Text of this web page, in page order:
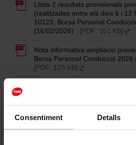
Consentiment Detalls
Llista 2 resultats provisionals
(realitzades entre els dies 6 i 12
10123, Borsa Personal
(16/02/2026)
[PDF: 161 KB]
Nota informativa ampliació
Borsa Personal Conducció 2026
[PDF: 129 KB]
Nota informativa inici prova
- 2ª fase 10123, Borsa
(realitzades entre els dies 26